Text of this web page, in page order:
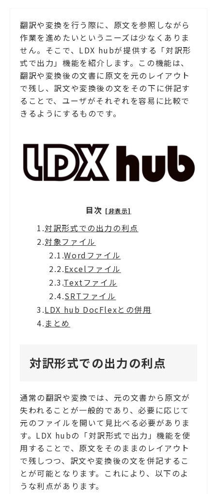
翻訳や変換を行う際に、原文を参照しながら
作業を進めたいというニーズは少なくありま
せん。そこで、LDX hubが提供する「対訳形
式で出力」機能を紹介します。この機能は、
翻訳や変換後の文書に原文を元のレイアウト
で残し、訳文や変換後の文をその下に併記す
ることで、ユーザがそれぞれを容易に比較で
きるようにするものです。
目次 [非表示]
1.対訳形式での出力の利点
2.対象ファイル
2.1.Wordファイル
2.2.Excelファイル
2.3.Textファイル
2.4.SRTファイル
3.LDX hub DocFlexとの併用
4. まとめ
対訳形式での出力の利点
通常の翻訳や変換では、元の文書から原文が
失われることが一般的であり、必要に応じて
元のファイルを開いて見比べる必要がありま
す。LDX hubの「対訳形式で出力」機能を使
用することで、原文をそのままのレイアウト
で残しつつ、訳文や変換後の文を併記するこ
とが可能となります。これにより、以下のよ
うな利点があります。